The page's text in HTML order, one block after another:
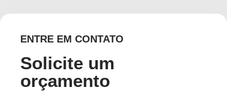
ENTRE EM CONTATO
Solicite um
orçamento